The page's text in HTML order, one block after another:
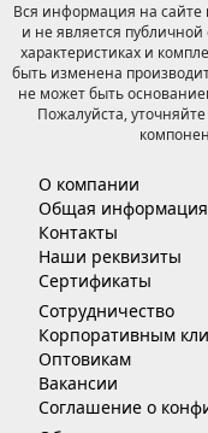
Вся информация на сайте
и не является
характеристиках и
быть изменена
не может быть
Пожалуйста,
О компании
Общая информация
Контакты
Наши реквизиты
Сертификаты
Сотрудничество
Корпоративным
Оптовикам
Вакансии
Соглашение о